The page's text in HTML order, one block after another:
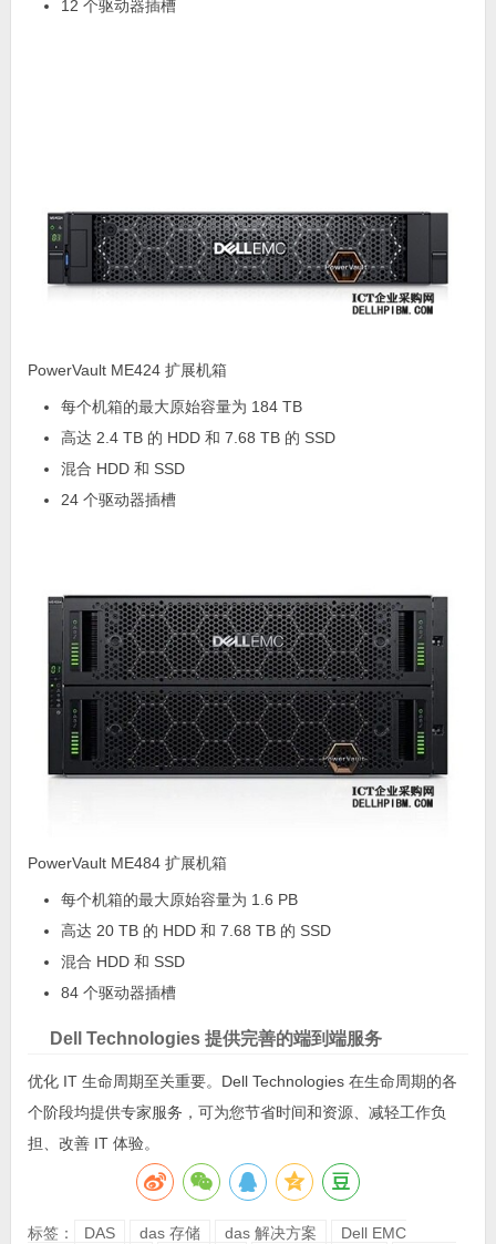
12 个驱动器插槽
PowerVault ME424 扩展机箱
每个机箱的最大原始容量为 184 TB
高达 2.4 TB 的 HDD 和 7.68 TB 的 SSD
混合 HDD 和 SSD
24 个驱动器插槽
PowerVault ME484 扩展机箱
每个机箱的最大原始容量为 1.6 PB
高达 20 TB 的 HDD 和 7.68 TB 的 SSD
混合 HDD 和 SSD
84 个驱动器插槽
Dell Technologies 提供完善的端到端服务
优化 IT 生命周期至关重要。Dell Technologies 在生命周期的各
个阶段均提供专家服务，可为您节省时间和资源、减轻工作负
担、改善 IT 体验。
标签： DAS das 存储 das 解决方案
Dell EMC